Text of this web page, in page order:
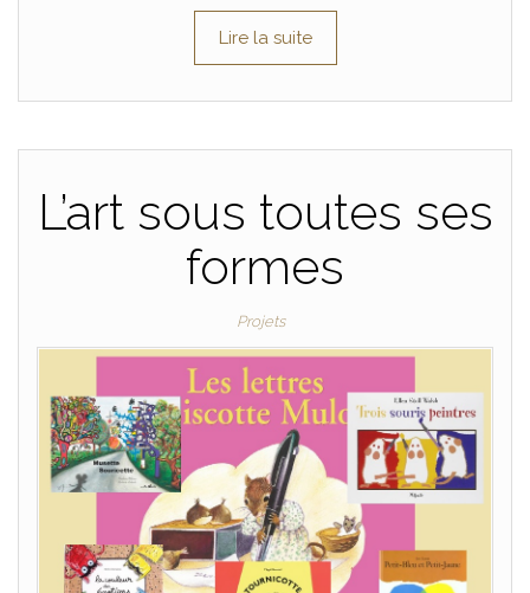
Lire la suite
L’art sous toutes ses
formes
Projets